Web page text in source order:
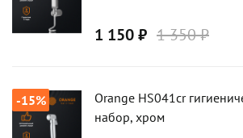
1 150 ₽ 1 350 ₽
-15%
Orange HS041cr
набор, хром